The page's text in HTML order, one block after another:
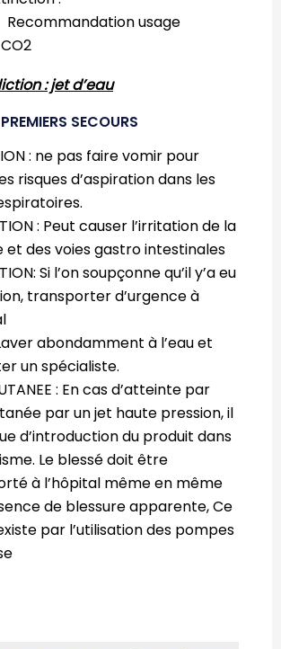
usage
: jet d’eau
SECOURS
: ne pas faire vomir pour
risques d’aspiration dans les
: Peut causer l’irritation de la
et des voies gastro intestinales
Si l’on soupçonne qu’il y’a eu
transporter d’urgence à
abondamment à l’eau et
un spécialiste.
: En cas d’atteinte par
par un jet haute pression, il
d’introduction du produit dans
Le blessé doit être
à l’hôpital même en même
de blessure apparente, Ce
par l’utilisation des pompes